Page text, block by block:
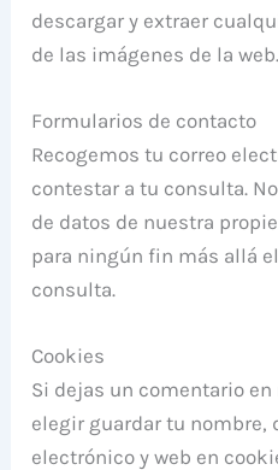
descargar y extraer
de las imágenes de la web.
Formularios de contacto
Recogemos tu correo
contestar a tu consulta.
de datos de nuestra
para ningún fin más allá
consulta.
Cookies
Si dejas un comentario
elegir guardar tu nombre,
electrónico y web en